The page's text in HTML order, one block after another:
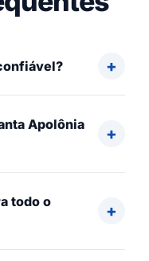
Apolônia
todo o